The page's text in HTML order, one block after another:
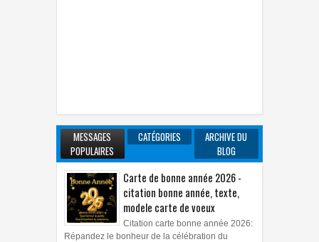
MESSAGES
POPULAIRES
CATÉGORIES
ARCHIVE DU
BLOG
Carte de bonne année 2026 -
citation bonne année, texte,
modele carte de voeux
Citation carte bonne année 2026:
Répandez le bonheur de la célébration du